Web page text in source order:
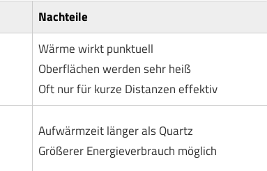
Nachteile
Wärme wirkt punktuell
Oberflächen werden sehr heiß
Oft nur für kurze Distanzen effektiv
Aufwärmzeit länger als Quartz
Größerer Energieverbrauch möglich